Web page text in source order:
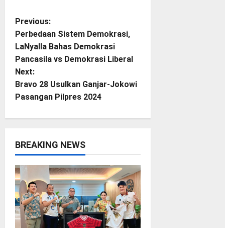
P
o
s
t
v
i
g
a
Previous:
Perbedaan Sistem Demokrasi,
LaNyalla Bahas Demokrasi
Pancasila vs Demokrasi Liberal
Next:
Bravo 28 Usulkan Ganjar-Jokowi
Pasangan Pilpres 2024
BREAKING NEWS